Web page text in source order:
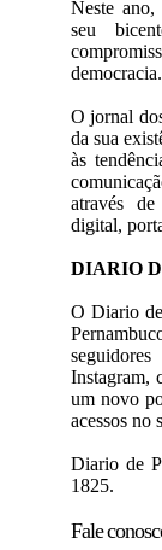
Neste
seu
democracia.
O jornal
da sua
às
através
digital,
DIARIO
O Diario
Instagram,
um novo
acessos no
Diario de
1825.
Fale